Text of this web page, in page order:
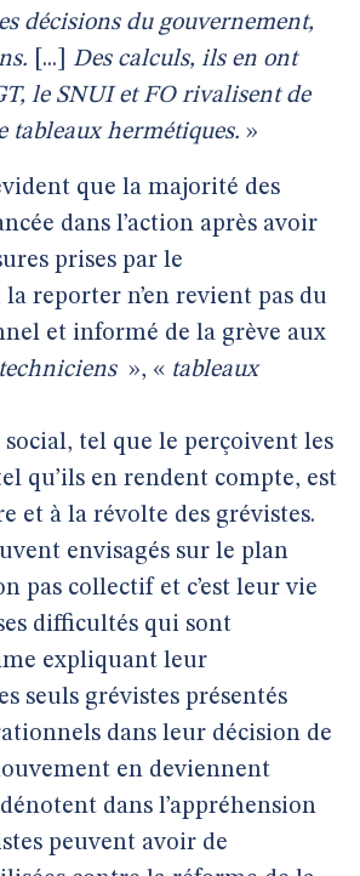
décisions du gouvernement,
[...] Des calculs, ils en ont
le SNUI et FO rivalisent de
tableaux hermétiques. »
que la majorité des
dans l’action après avoir
prises par le
reporter n’en revient pas du
et informé de la grève aux
», « tableaux
tel que le perçoivent les
qu’ils en rendent compte, est
et à la révolte des grévistes.
envisagés sur le plan
pas collectif et c’est leur vie
difficultés qui sont
expliquant leur
seuls grévistes présentés
dans leur décision de
en deviennent
dans l’appréhension
peuvent avoir de